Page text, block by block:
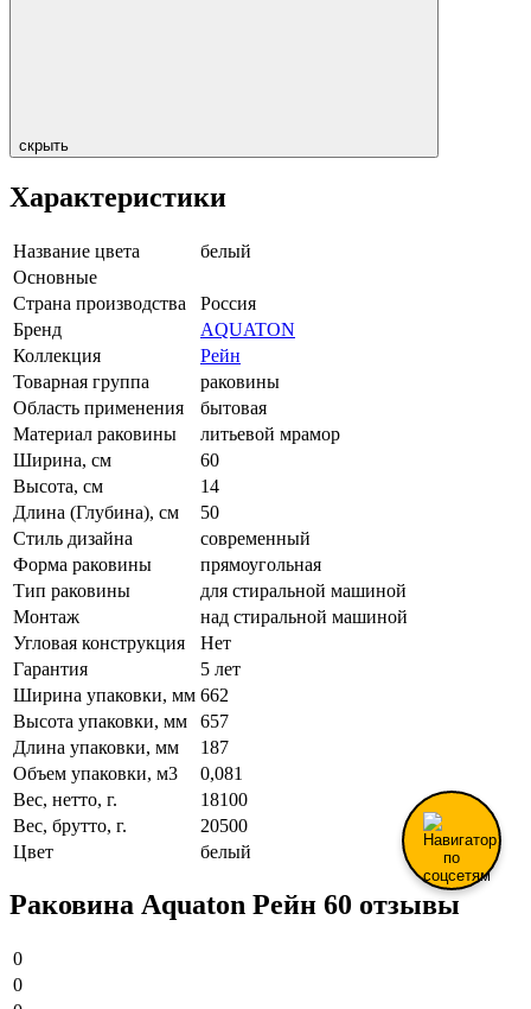
скрыть
Характеристики
Название цвета
белый
Основные
Страна производства
Россия
Бренд
AQUATON
Коллекция
Рейн
Товарная группа
раковины
Область применения
бытовая
Материал раковины
литьевой мрамор
Ширина, см
60
Высота, см
14
Длина (Глубина), см
50
Стиль дизайна
современный
Форма раковины
прямоугольная
Тип раковины
для стиральной машиной
Монтаж
над стиральной машиной
Угловая конструкция
Нет
Гарантия
5 лет
Ширина упаковки, мм 662
Высота упаковки, мм
657
Длина упаковки, мм
187
Объем упаковки, м3
0,081
Вес, нетто, г.
18100
Вес, брутто, г.
20500
Цвет
белый
Раковина Aquaton Рейн 60 отзывы
0
0